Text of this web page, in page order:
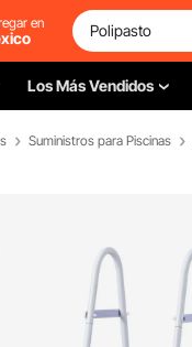
en
Los Más Vendidos
Suministros para Piscinas